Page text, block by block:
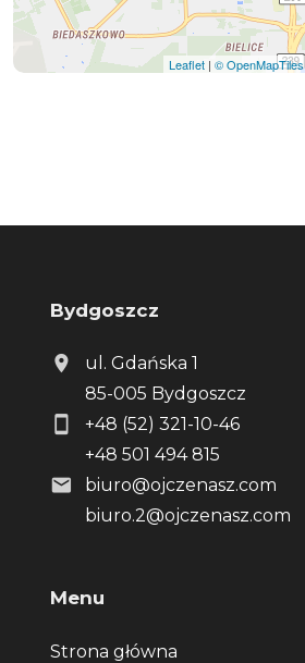
Leaflet | © OpenMapTiles
Bydgoszcz
ul. Gdańska 1
85-005 Bydgoszcz
+48 (52) 321-10-46
+48 501 494 815
biuro@ojczenasz.com
biuro.2@ojczenasz.com
Menu
Strona główna